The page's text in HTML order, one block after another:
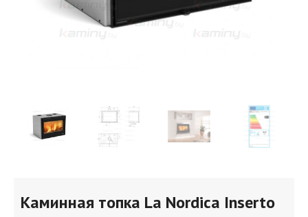
Каминная топка La Nordica Inserto